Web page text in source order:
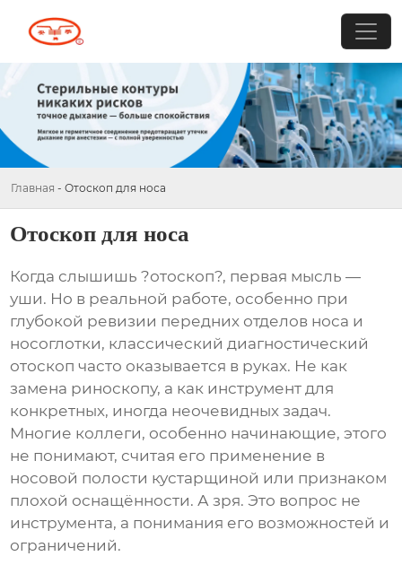
Главная - Отоскоп для носа
Отоскоп для носа
Когда слышишь ?отоскоп?, первая мысль —
уши. Но в реальной работе, особенно при
глубокой ревизии передних отделов носа и
носоглотки, классический диагностический
отоскоп часто оказывается в руках. Не как
замена риноскопу, а как инструмент для
конкретных, иногда неочевидных задач.
Многие коллеги, особенно начинающие, этого
не понимают, считая его применение в
носовой полости кустарщиной или признаком
плохой оснащённости. А зря. Это вопрос не
инструмента, а понимания его возможностей и
ограничений.